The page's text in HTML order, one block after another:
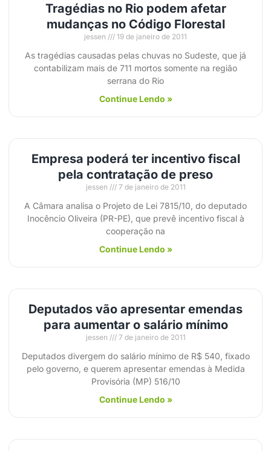
Tragédias no Rio podem afetar
mudanças no Código Florestal
jessen 19 de janeiro de 2011
As tragédias causadas pelas chuvas no Sudeste, que já
contabilizam mais de 711 mortos somente na região
serrana do Rio
Continue Lendo »
Empresa poderá ter incentivo fiscal
pela contratação de preso
jessen 7 de janeiro de 2011
A Câmara analisa o Projeto de Lei 7815/10, do deputado
Inocêncio Oliveira (PR-PE), que prevê incentivo fiscal à
cooperação na
Continue Lendo »
Deputados vão apresentar emendas
para aumentar o salário mínimo
jessen 7 de janeiro de 2011
Deputados divergem do salário mínimo de R$ 540, fixado
pelo governo, e querem apresentar emendas à Medida
Provisória (MP) 516/10
Continue Lendo »